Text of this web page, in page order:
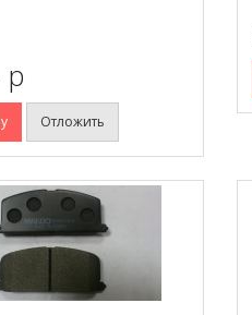
p
Отложить